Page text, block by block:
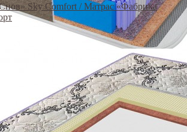
Sky Comfort / Матрас «Фабрика